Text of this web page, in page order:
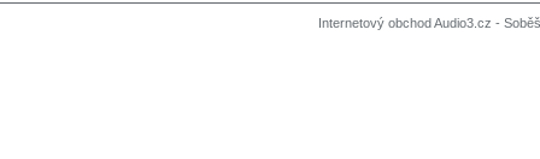
Internetový obchod Audio3.cz -